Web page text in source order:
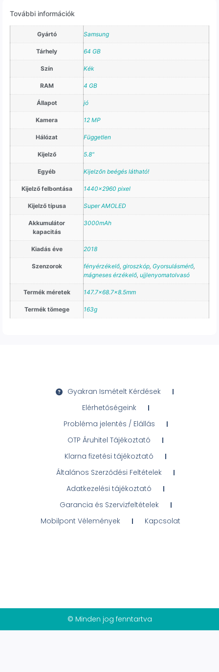
További információk
Gyártó Samsung
Tárhely 64 GB
Szín Kék
RAM 4 GB
Állapot jó
Kamera 12 MP
Hálózat Független
Kijelző 5.8"
Egyéb Kijelzőn beégés látható!
Kijelző felbontása 1440×2960 pixel
Kijelző típusa Super AMOLED
Akkumulátor
kapacitás
3000mAh
Kiadás éve 2018
Szenzorok fényérzékelő, giroszkóp, Gyorsulásmérő,
mágneses érzékelő, ujjlenyomatolvasó
Termék méretek 147.7×68.7×8.5mm
Termék tömege 163g
Gyakran Ismételt Kérdések
Elérhetőségeink
Probléma jelentés / Elállás
OTP Áruhitel Tájékoztató
Klarna fizetési tájékoztató
Általános Szerződési Feltételek
Adatkezelési tájékoztató
Garancia és Szervizfeltételek
Mobilpont Vélemények
Kapcsolat
© Minden jog fenntartva